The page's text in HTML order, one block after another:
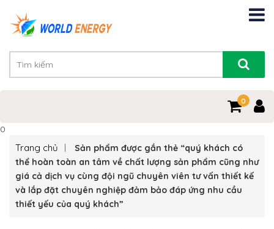
0
0
Trang chủ
Sản phẩm được gắn thẻ “quý khách có
thể hoàn toàn an tâm về chất lượng sản phẩm cũng như
giá cả dịch vụ cùng đội ngũ chuyên viên tư vấn thiết kế
và lắp đặt chuyên nghiệp đảm bảo đáp ứng nhu cầu
thiết yếu của quý khách”